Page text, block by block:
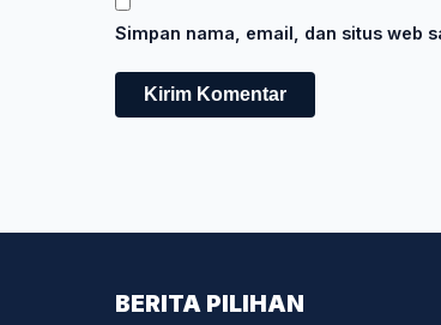
Simpan nama, email, dan situs web
BERITA PILIHAN